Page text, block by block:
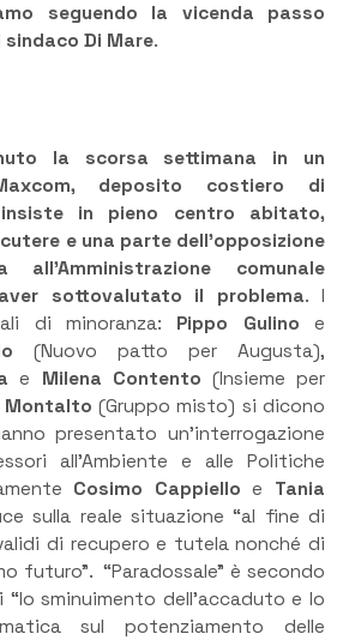
seguendo la vicenda passo
Di Mare.
la scorsa settimana in un
deposito costiero di
in pieno centro abitato,
e una parte dell’opposizione
all’Amministrazione comunale
sottovalutato il problema. I
di minoranza: Pippo Gulino e
(Nuovo patto per Augusta),
e Milena Contento (Insieme per
Montalto (Gruppo misto) si dicono
presentato un’interrogazione
all’Ambiente e alle Politiche
Cosimo Cappiello e Tania
sulla reale situazione “al fine di
di recupero e tutela nonché di
futuro”. “Paradossale” è secondo
sminuimento dell’accaduto e lo
sul potenziamento delle